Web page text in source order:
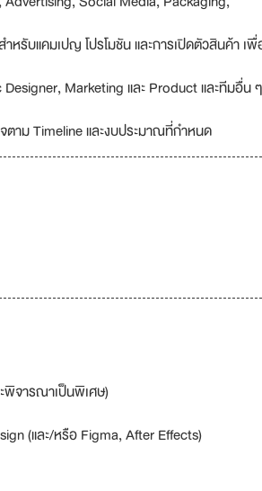
หรับแคมเปญ โปรโมชัน และการเปิดตัวสินค้า เ
Marketing และ Product และทีมอื่น ๆ
ตาม Timeline และงบประมาณที่กำหนด
พิจารณาเป็นพิเศษ)
(และ/หรือ Figma, After Effects)